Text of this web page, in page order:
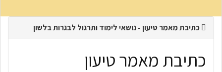
כתיבת מאמר טיעון - נושאי לימוד ותרגול לבגרות בלשון
כתיבת מאמר טיעון